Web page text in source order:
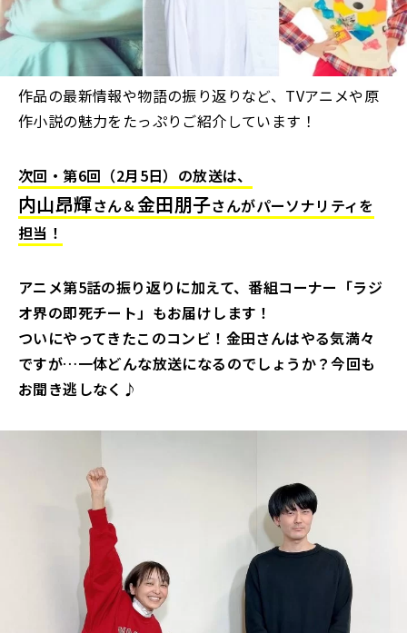
作品の最新情報や物語の振り返りなど、TVアニメや原
作小説の魅力をたっぷりご紹介しています！
次回・第6回（2月5日）の放送は、
内山昂輝さん＆金田朋子さんがパーソナリティを
担当！
アニメ第5話の振り返りに加えて、番組コーナー「ラジ
オ界の即死チート」もお届けします！
ついにやってきたこのコンビ！金田さんはやる気満々
ですが…一体どんな放送になるのでしょうか？今回も
お聞き逃しなく♪